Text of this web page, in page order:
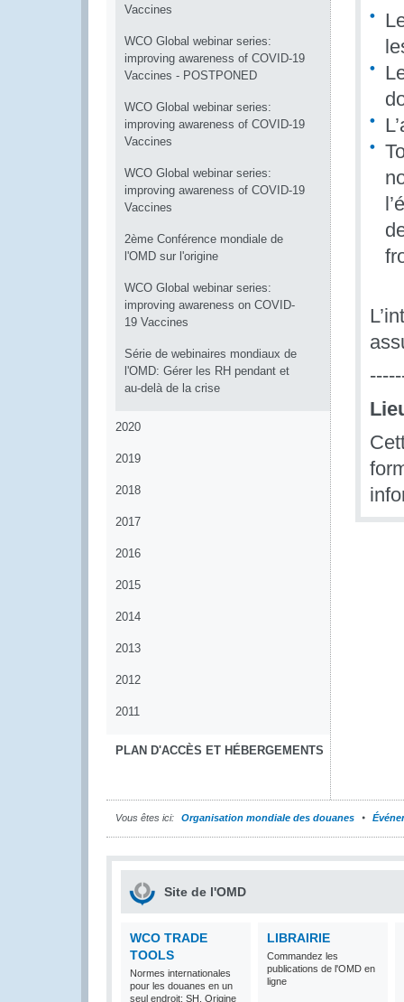
Vaccines
WCO Global webinar series:
improving awareness of COVID-19
Vaccines - POSTPONED
WCO Global webinar series:
improving awareness of COVID-19
Vaccines
WCO Global webinar series:
improving awareness of COVID-19
Vaccines
2ème Conférence mondiale de
l'OMD sur l'origine
WCO Global webinar series:
improving awareness on COVID-
19 Vaccines
Série de webinaires mondiaux de
l'OMD: Gérer les RH pendant et
au-delà de la crise
2020
2019
2018
2017
2016
2015
2014
2013
2012
2011
PLAN D'ACCÈS ET HÉBERGEMENTS
Vous êtes ici: Organisation mondiale des douanes
Site de l'OMD
WCO TRADE
TOOLS
Normes internationales
pour les douanes en un
seul endroit: SH, Origine
LIBRAIRIE
Commandez les
publications de l'OMD en
ligne